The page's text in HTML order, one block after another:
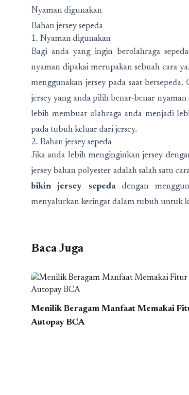
Nyaman digunakan
Bahan jersey sepeda
1. Nyaman digunakan
Bagi anda yang ingin berolahraga
nyaman dipakai merupakan sebuah cara
menggunakan jersey pada saat
jersey yang anda pilih benar-benar nyaman
lebih membuat olahraga anda menjadi
pada tubuh keluar dari jersey.
2. Bahan jersey sepeda
Jika anda lebih menginginkan jersey
jersey bahan polyester adalah salah satu
bikin jersey sepedadengan
menyalurkan keringat dalam tubuh untuk
Baca Juga
Menilik Beragam Manfaat Memakai
Autopay BCA